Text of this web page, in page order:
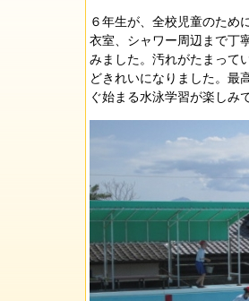
６年生が、全校児童のため
衣室、シャワー周辺まで丁
みました。汚れがたまって
どきれいになりました。最
ぐ始まる水泳学習が楽しみ